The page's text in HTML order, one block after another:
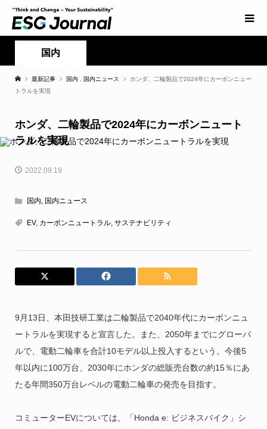
国内
最新記事 国内 国内ニュース
ホンダ、二輪製品で2024年にカーボンニュー
トラルを実現
ホンダ、二輪製品で2024年にカーボンニュート
ラルを実現
2022.09.19
国内, 国内ニュース
EV, カーボンニュートラル, サステナビリティ
9月13日、本田技研工業は二輪製品で2040年代にカーボンニュ
ートラルを実現すると宣言した。また、2050年までにグローバ
ルで、電動二輪車を合計10モデル以上投入するという。今後5
年以内に100万台、2030年にホンダの総販売台数の約15％にあ
たる年間350万台レベルの電動二輪車の発売を目指す。
コミューターEVについては、「Honda e: ビジネスバイク」シ